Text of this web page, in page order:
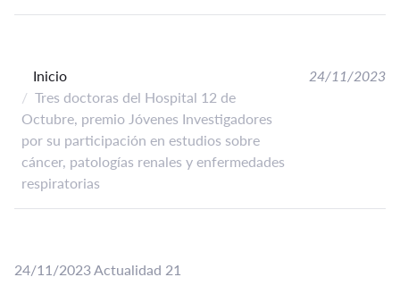
Inicio
Tres doctoras del Hospital 12 de
Octubre, premio Jóvenes Investigadores
por su participación en estudios sobre
cáncer, patologías renales y enfermedades
respiratorias
24/11/2023
24/11/2023 Actualidad 21